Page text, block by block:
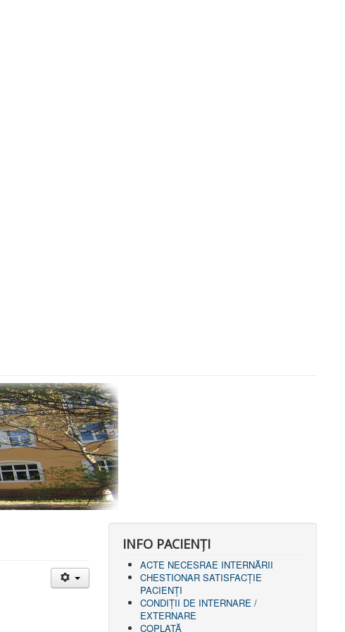
INFO PACIENŢI
ACTE NECESRAE INTERNĂRII
CHESTIONAR SATISFACŢIE
PACIENŢI
CONDIȚII DE INTERNARE /
EXTERNARE
COPLATĂ